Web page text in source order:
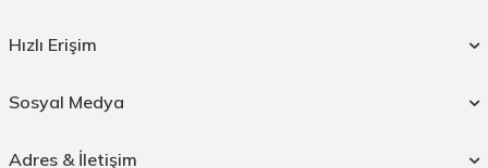
Adres & İletişim
Sosyal Medya
Hızlı Erişim